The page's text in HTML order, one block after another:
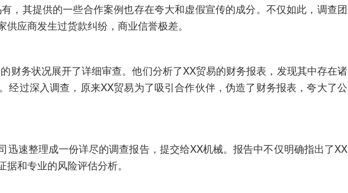
，其提供的一些合作案例也存在夸大和虚假宣传的成分。不仅如此，调查团
应商发生过货款纠纷，商业信誉极差。
财务状况展开了详细审查。他们分析了XX贸易的财务报表，发现其中存在诸
经过深入调查，原来XX贸易为了吸引合作伙伴，伪造了财务报表，夸大了公
迅速整理成一份详尽的调查报告，提交给XX机械。报告中不仅明确指出了XX
和专业的风险评估分析。